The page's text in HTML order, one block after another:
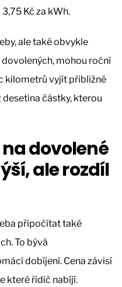
Kč za kWh.
ale také obvykle
mohou roční
kilometrů vyjít přibližně
desetina částky, kterou
dovolené
ale rozdíl
připočítat také
To bývá
dobíjení. Cena závisí
které řidič nabíjí.